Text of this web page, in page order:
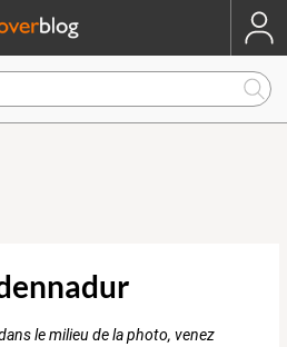
le milieu de la photo, venez